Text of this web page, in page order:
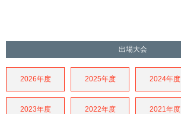
出場大会
2026年度 2025年度 2024年度
2023年度 2022年度 2021年度